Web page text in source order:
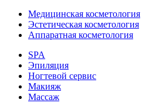
Медицинская косметология
Эстетическая косметология
Аппаратная косметология
SPA
Эпиляция
Ногтевой сервис
Макияж
Массаж